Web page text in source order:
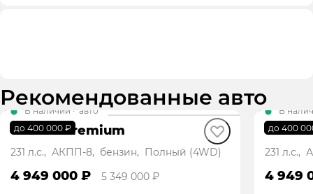
Рекомендованные авто
до 400 000 ₽
В наличии · авто
GS8 GX Premium
231 л.с., АКПП-8, бензин, Полный (4WD)
4 949 000 ₽ 5 349 000 ₽
до 400
В
GS8
231 л.с.,
4 949